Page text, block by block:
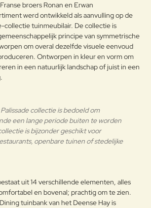
OM HET PRODUCT LANG IN
GOEDE STAAT TE BEHOUDEN,
ADVISEREN WIJ HET TIJDENS DE
WINTER OP EEN AFGESLOTEN
DROGE PLAATS TE BEWAREN
ZODAT CONDENSVORMING
RAADZAAM VOOR HET
WINTERSEIZOEN EN OP
KWARTAALBASIS DE METALEN
OPPERVLAKKEN MET EEN
ZE MET VASELINE-OLIE OF
AUTOWAS. MOCHT U DE
TUINMEUBELEN TOCH BUITEN
code wordt niet vertaald!
Goed
broers Ronan en Erwan
werd ontwikkeld als aanvulling op de
collectie tuinmeubilair. De collectie is
principe van symmetrische
om overal dezelfde visuele eenvoud
Ontworpen in kleur en vorm om
in een natuurlijk landschap of juist in een
collectie is bedoeld om
een lange periode buiten te worden
is bijzonder geschikt voor
openbare tuinen of stedelijke
uit 14 verschillende elementen, alles
en bovenal; prachtig om te zien.
tuinbank van het Deense Hay is